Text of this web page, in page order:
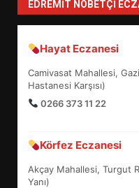
EDREMIT NÖBETÇI
Hayat Eczanesi
Camivasat Mahallesi,
Hastanesi Karşısı)
0266 373 11 22
Körfez Eczanesi
Akçay Mahallesi, Turgut
Yanı)
5
6